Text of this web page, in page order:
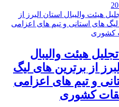
هیئت والیبال
از برترین های لیگ
و تیم های اعزامی
کشوری